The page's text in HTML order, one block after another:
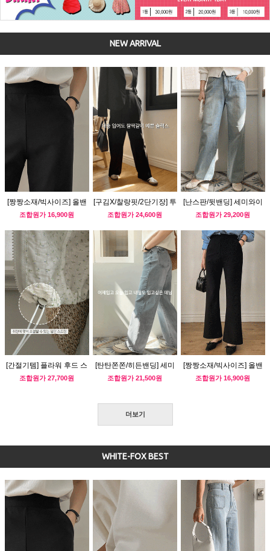
NEW ARRIVAL
[짱짱소재/빅사이즈] 올밴
딩 와이드 슬랙스
조합원가16,900원
[구김X/찰랑핏/2단기장] 투
핀턱 와이드 슬랙스
조합원가24,600원
[난스판/뒷밴딩] 세미와이
드 캣워싱 데님 팬츠
조합원가29,200원
[간절기템] 플라워 후드 스
트링 바람막이
조합원가27,700원
[탄탄쫀쫀/히든밴딩] 세미
와이드 워싱 데님팬츠
조합원가21,500원
[짱짱소재/빅사이즈] 올밴
딩 부츠컷 슬랙스
조합원가16,900원
더보기
WHITE-FOX BEST